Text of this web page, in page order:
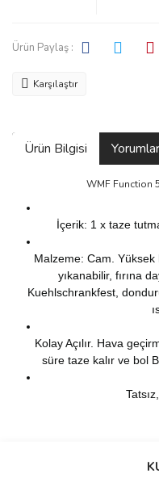
Ürün Paylaş :
Karşılaştır
Ürün Bilgisi Yorumlar
WMF Function
İçerik: 1 x taze
Malzeme: Cam. Yüksek
yıkanabilir, fırına
Kuehlschrankfest,
Kolay Açılır. Hava
süre taze kalır ve bol
Bu ürüne